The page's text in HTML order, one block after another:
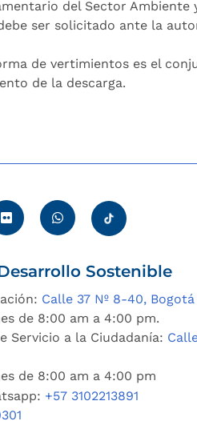
del Sector Ambiente
ser solicitado ante la
de vertimientos es el
de la descarga.
Sostenible
Calle 37 Nº 8-40, Bogotá
de 8:00 am a 4:00 pm.
Servicio a la Ciudadanía:
de 8:00 am a 4:00 pm
+57 3102213891